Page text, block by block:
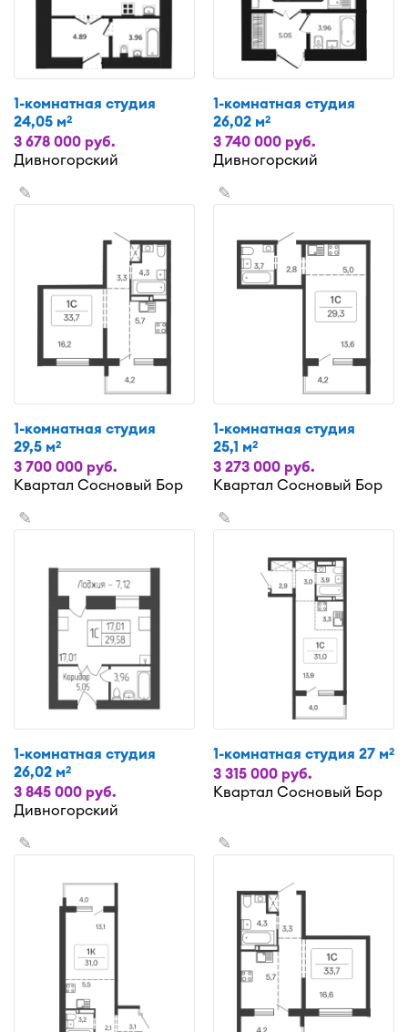
1-комнатная студия
24,05 м2
3 678 000 руб.
Дивногорский
1-комнатная студия
26,02 м2
3 740 000 руб.
Дивногорский
✎
1-комнатная студия
29,5 м2
3 700 000 руб.
Квартал Сосновый Бор
✎
1-комнатная студия
25,1 м2
3 273 000 руб.
Квартал Сосновый Бор
✎
1-комнатная студия
26,02 м2
3 845 000 руб.
Дивногорский
✎
1-комнатная студия 27 м2
3 315 000 руб.
Квартал Сосновый Бор
✎ ✎